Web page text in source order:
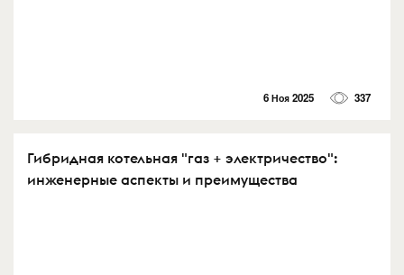
6 Ноя 2025 337
Гибридная котельная "газ + электричество":
инженерные аспекты и преимущества